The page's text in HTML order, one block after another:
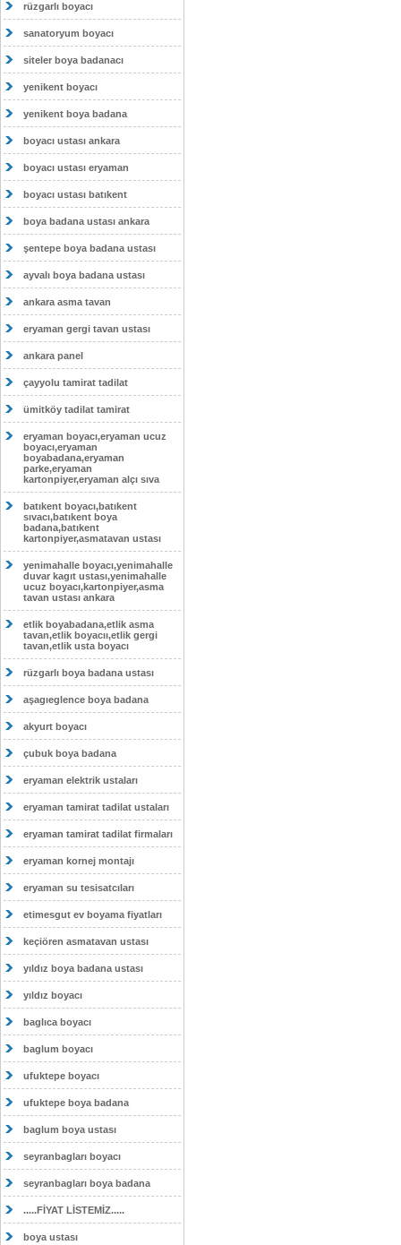
rüzgarlı boyacı
sanatoryum boyacı
siteler boya badanacı
yenikent boyacı
yenikent boya badana
boyacı ustası ankara
boyacı ustası eryaman
boyacı ustası batıkent
boya badana ustası ankara
şentepe boya badana ustası
ayvalı boya badana ustası
ankara asma tavan
eryaman gergi tavan ustası
ankara panel
çayyolu tamirat tadilat
ümitköy tadilat tamirat
eryaman boyacı,eryaman ucuz
boyacı,eryaman
boyabadana,eryaman
parke,eryaman
kartonpiyer,eryaman alçı sıva
batıkent boyacı,batıkent
sıvacı,batıkent boya
badana,batıkent
kartonpiyer,asmatavan ustası
yenimahalle boyacı,yenimahalle
duvar kagıt ustası,yenimahalle
ucuz boyacı,kartonpiyer,asma
tavan ustası ankara
etlik boyabadana,etlik asma
tavan,etlik boyacıı,etlik gergi
tavan,etlik usta boyacı
rüzgarlı boya badana ustası
aşagıeglence boya badana
akyurt boyacı
çubuk boya badana
eryaman elektrik ustaları
eryaman tamirat tadilat ustaları
eryaman tamirat tadilat firmaları
eryaman kornej montajı
eryaman su tesisatcıları
etimesgut ev boyama fiyatları
keçiören asmatavan ustası
yıldız boya badana ustası
yıldız boyacı
baglıca boyacı
baglum boyacı
ufuktepe boyacı
ufuktepe boya badana
baglum boya ustası
seyranbagları boyacı
seyranbagları boya badana
.....FİYAT LİSTEMİZ.....
boya ustası